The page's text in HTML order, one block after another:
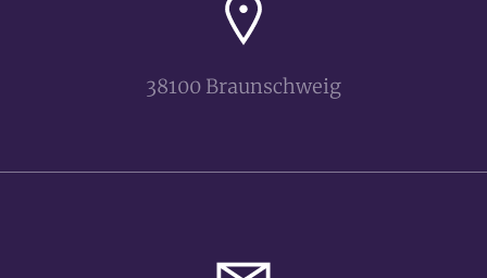
38100 Braunschweig